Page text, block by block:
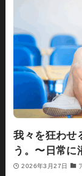
我々を狂わせ
う。〜日常に
2026年3月27日